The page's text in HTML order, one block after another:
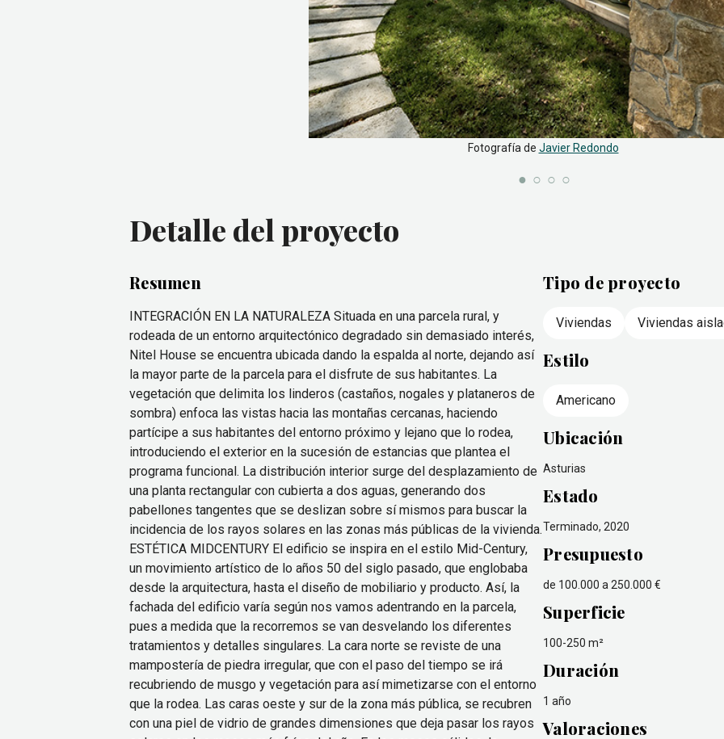
Fotografía de Javier Redondo
Detalle del proyecto
Resumen
INTEGRACIÓN EN LA NATURALEZA Situada en una parcela rural, y
rodeada de un entorno arquitectónico degradado sin demasiado interés,
Nitel House se encuentra ubicada dando la espalda al norte, dejando así
la mayor parte de la parcela para el disfrute de sus habitantes. La
vegetación que delimita los linderos (castaños, nogales y plataneros de
sombra) enfoca las vistas hacia las montañas cercanas, haciendo
partícipe a sus habitantes del entorno próximo y lejano que lo rodea,
introduciendo el exterior en la sucesión de estancias que plantea el
programa funcional. La distribución interior surge del desplazamiento de
una planta rectangular con cubierta a dos aguas, generando dos
pabellones tangentes que se deslizan sobre sí mismos para buscar la
incidencia de los rayos solares en las zonas más públicas de la vivienda.
ESTÉTICA MIDCENTURY El edificio se inspira en el estilo Mid-Century,
un movimiento artístico de lo años 50 del siglo pasado, que englobaba
desde la arquitectura, hasta el diseño de mobiliario y producto. Así, la
fachada del edificio varía según nos vamos adentrando en la parcela,
pues a medida que la recorremos se van desvelando los diferentes
tratamientos y detalles singulares. La cara norte se reviste de una
mampostería de piedra irregular, que con el paso del tiempo se irá
recubriendo de musgo y vegetación para así mimetizarse con el entorno
que la rodea. Las caras oeste y sur de la zona más pública, se recubren
con una piel de vidrio de grandes dimensiones que deja pasar los rayos
Tipo de proyecto
Viviendas Viviendas
Estilo
Americano
Ubicación
Asturias
Estado
Terminado, 2020
Presupuesto
de 100.000 a 250.000 €
Superficie
100-250 m²
Duración
1 año
Valoraciones